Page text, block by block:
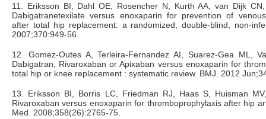
11. Eriksson BI, Dahl OE, Rosencher N, Kurth AA, van Dijk
Dabigatranetexilate versus enoxaparin for prevention of
after total hip replacement: a randomized, double-blind, non-
2007;370:949-56.
12. Gomez-Outes A, Terleira-Fernandez AI, Suarez-Gea ML,
Dabigatran, Rivaroxaban or Apixaban versus enoxaparin for
total hip or knee replacement : systematic review. BMJ. 2012
13. Eriksson BI, Borris LC, Friedman RJ, Haas S, Huisman
Rivaroxaban versus enoxaparin for thromboprophylaxis after hip
Med. 2008;358(26):2765-75.